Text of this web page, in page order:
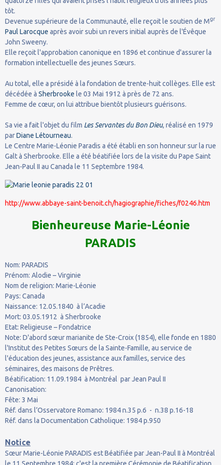
tôt.
Devenue supérieure de la Communauté, elle reçoit le soutien de Mgr
Paul Larocque après avoir subi un revers initial auprès de l'Évêque
John Sweeny.
Elle reçoit l'approbation canonique en 1896 et continue d'assurer la
formation intellectuelle des jeunes Sœurs.
Au total, elle a présidé à la fondation de trente-huit collèges. Elle est
décédée à Sherbrooke le 03 Mai 1912 à près de 72 ans.
Femme de cœur, on lui attribue bientôt plusieurs guérisons.
Sa vie a fait l'objet du film Les Servantes du Bon Dieu, réalisé en 1979
parDiane Létourneau.
Le Centre Marie-Léonie Paradis a été établi en son honneur sur la rue
Galt à Sherbrooke. Elle a été béatifiée lors de la visite du Pape Saint
Jean-Paul II au Canada le 11 Septembre 1984.
http://www.abbaye-saint-benoit.ch/hagiographie/fiches/f0246.htm
Bienheureuse Marie-Léonie
PARADIS
Nom: PARADIS
Prénom: Alodie – Virginie
Nom de religion: Marie-Léonie
Pays: Canada
Naissance: 12.05.1840 à l’Acadie
Mort: 03.05.1912 à Sherbrooke
Etat: Religieuse – Fondatrice
Note: D'abord sœur marianite de Ste-Croix (1854), elle fonde en 1880
l'Institut des Petites Sœurs de la Sainte-Famille, au service de
l'éducation des jeunes, assistance aux familles, service des
séminaires, des maisons de Prêtres.
Béatification: 11.09.1984 à Montréal par Jean Paul II
Canonisation:
Fête: 3 Mai
Réf. dans l’Osservatore Romano: 1984 n.35 p.6 - n.38 p.16-18
Réf. dans la Documentation Catholique: 1984 p.950
Notice
Sœur Marie-Léonie PARADIS est Béatifiée par Jean-Paul II à Montréal
le 11 Septembre 1984: c'est la première Cérémonie de Béatification